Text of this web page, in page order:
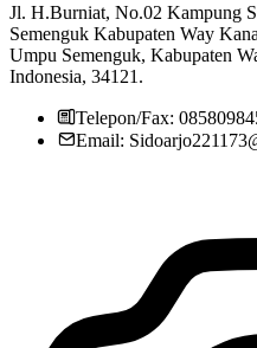
DESA ( BLT DD ) TAHAP 4
Jl. H.Burniat, No.02 Kampung
Semenguk Kabupaten Way
Umpu Semenguk, Kabupaten
Indonesia, 34121.
Telepon/Fax:
Email: